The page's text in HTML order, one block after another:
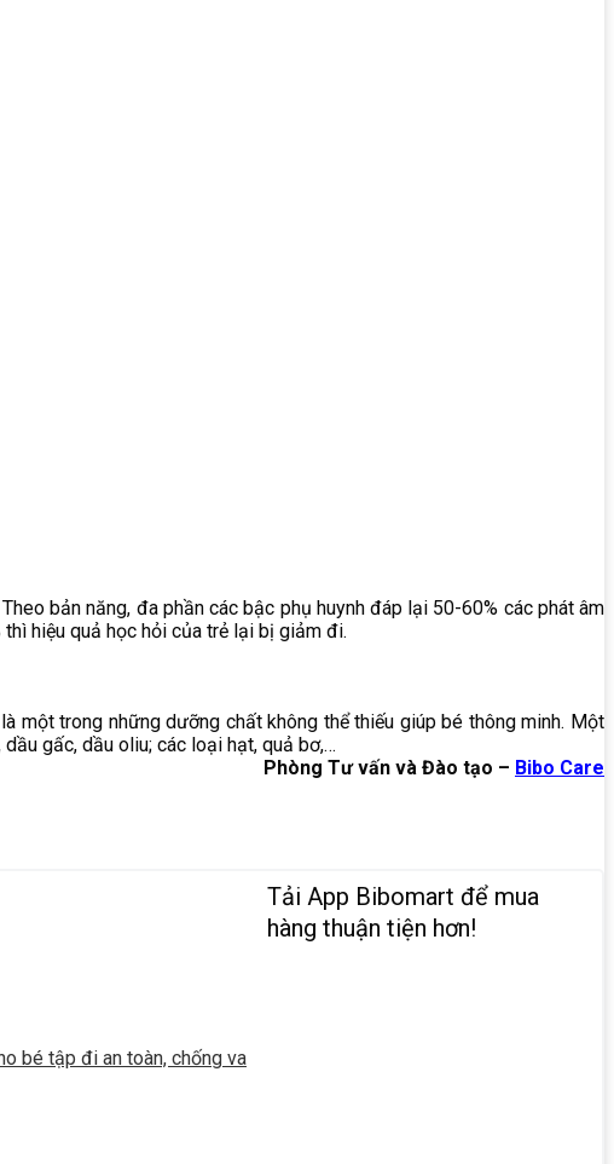
bản năng, đa phần các bậc phụ huynh đáp lại 50-60% các phát âm
hiệu quả học hỏi của trẻ lại bị giảm đi.
một trong những dưỡng chất không thể thiếu giúp bé thông minh. Một
gấc, dầu oliu; các loại hạt, quả bơ,…
Phòng Tư vấn và Đào tạo – Bibo Care
bé tập đi an toàn, chống va
Tải App Bibomart để mua
hàng thuận tiện hơn!